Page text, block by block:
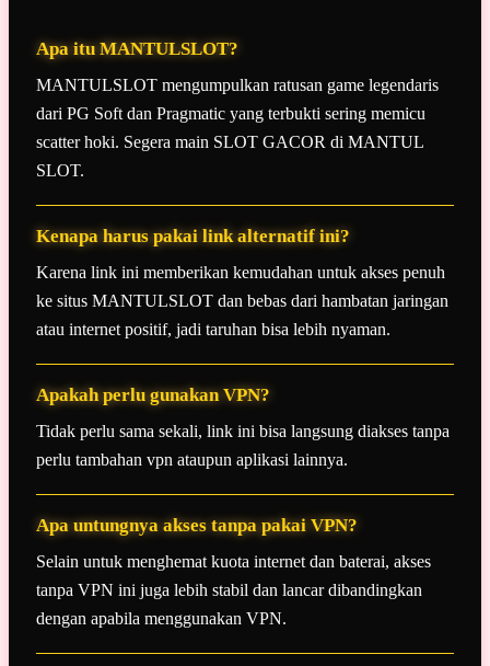
Apa itu MANTULSLOT?
MANTULSLOT mengumpulkan ratusan game legendaris
dari PG Soft dan Pragmatic yang terbukti sering memicu
scatter hoki. Segera main SLOT GACOR di MANTUL
SLOT.
Kenapa harus pakai link alternatif ini?
Karena link ini memberikan kemudahan untuk akses penuh
ke situs MANTULSLOT dan bebas dari hambatan jaringan
atau internet positif, jadi taruhan bisa lebih nyaman.
Apakah perlu gunakan VPN?
Tidak perlu sama sekali, link ini bisa langsung diakses tanpa
perlu tambahan vpn ataupun aplikasi lainnya.
Apa untungnya akses tanpa pakai VPN?
Selain untuk menghemat kuota internet dan baterai, akses
tanpa VPN ini juga lebih stabil dan lancar dibandingkan
dengan apabila menggunakan VPN.